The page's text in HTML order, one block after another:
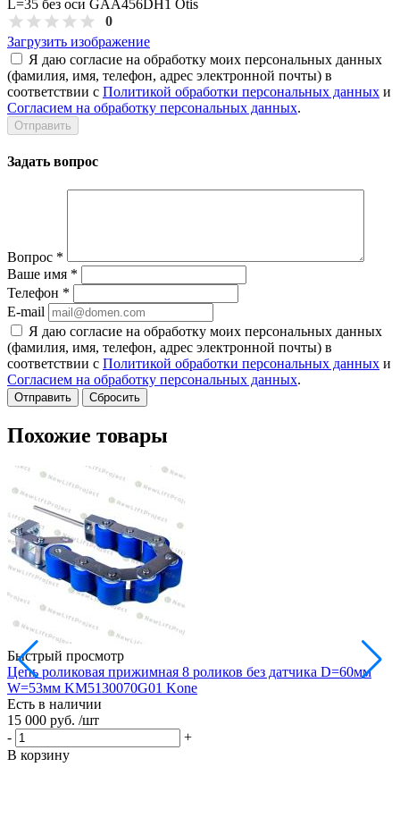
L=35 без оси GAA456DH1 Otis
0
Загрузить изображение
Я даю согласие на обработку моих персональных данных
(фамилия, имя, телефон, адрес электронной почты) в
соответствии с Политикой обработки персональных данных и
Согласием на обработку персональных данных.
Задать вопрос
Вопрос *
Ваше имя *
Телефон *
E-mail
Я даю согласие на обработку моих персональных данных
(фамилия, имя, телефон, адрес электронной почты) в
соответствии с Политикой обработки персональных данных и
Согласием на обработку персональных данных.
Сбросить
Похожие товары
Быстрый просмотр
Цепь роликовая прижимная 8 роликов без датчика D=60мм
W=53мм KM5130070G01 Kone
Есть в наличии
15 000 руб. /шт
-
+
В корзину